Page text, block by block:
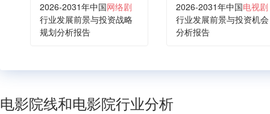
2026-2031年中国网络剧
行业发展前景与投资战略
规划分析报告
2026-2031年中国电视剧
行业发展前景与投资机会
分析报告
电影院线和电影院行业分析